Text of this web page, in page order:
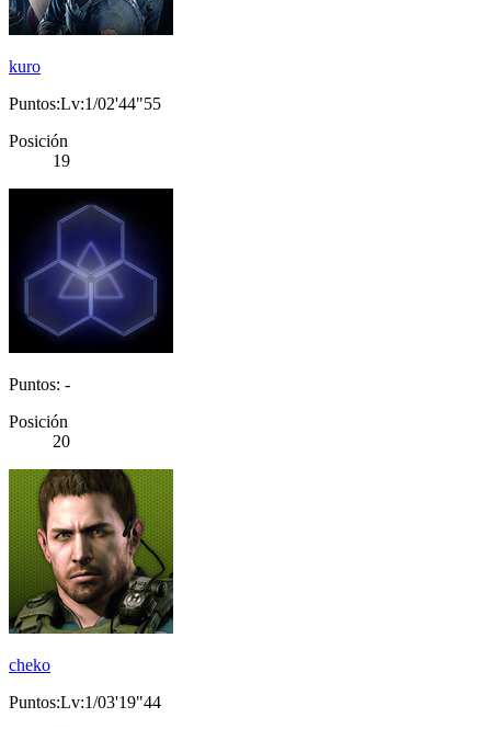
kuro
Puntos:Lv:1/02'44"55
Posición
19
Puntos: -
Posición
20
cheko
Puntos:Lv:1/03'19"44